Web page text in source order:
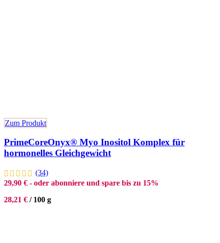
Zum Produkt
PrimeCoreOnyx® Myo Inositol Komplex für
hormonelles Gleichgewicht
(34)
29,90 € - oder abonniere und spare bis zu 15%
28,21 € / 100 g